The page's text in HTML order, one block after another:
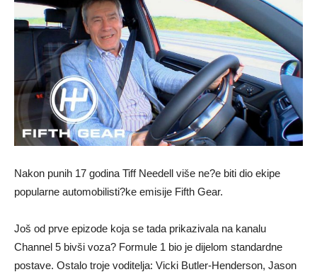
Nakon punih 17 godina Tiff Needell više ne?e biti dio ekipe
popularne automobilisti?ke emisije Fifth Gear.
Još od prve epizode koja se tada prikazivala na kanalu
Channel 5 bivši voza? Formule 1 bio je dijelom standardne
postave. Ostalo troje voditelja: Vicki Butler-Henderson, Jason